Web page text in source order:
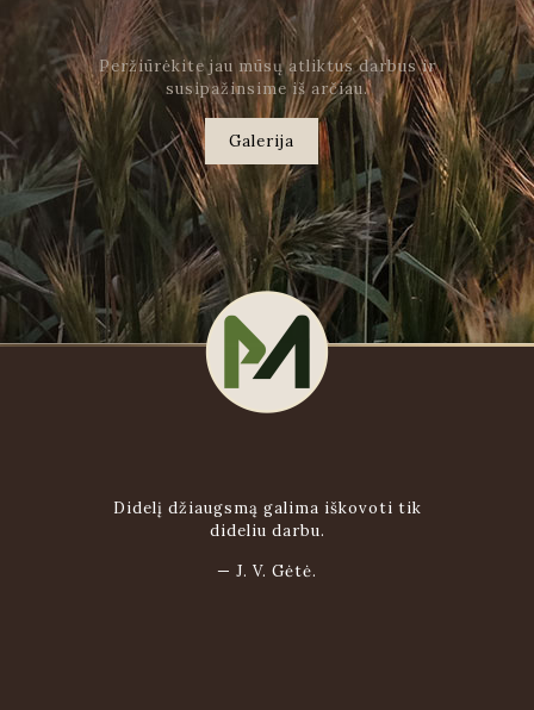
Peržiūrėkite jau mūsų atliktus darbus ir
susipažinsime iš arčiau.
Galerija
Didelį džiaugsmą galima iškovoti tik
dideliu darbu.
— J. V. Gėtė.